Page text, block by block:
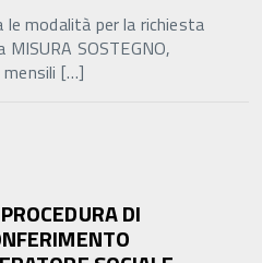
le modalità per la richiesta
SOSTEGNO,
[…]
DI